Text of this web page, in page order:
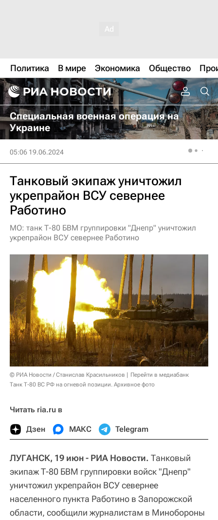
Политика В мире Экономика Общество
Специальная военная операция на
Украине
05:06 19.06.2024
Танковый экипаж уничтожил
укрепрайон ВСУ севернее
Работино
МО: танк Т-80 БВМ группировки "Днепр" уничтожил
укрепрайон ВСУ севернее Работино
© РИА Новости / Станислав Красильников
Перейти в медиабанк
Танк Т-80 ВС РФ на огневой позиции. Архивное фото
Читать ria.ru в
Дзен МАКС Telegram
ЛУГАНСК, 19 июн - РИА Новости. Танковый
экипаж Т-80 БВМ группировки войск "Днепр"
уничтожил укрепрайон ВСУ севернее
населенного пункта Работино в Запорожской
области, сообщили журналистам в Минобороны